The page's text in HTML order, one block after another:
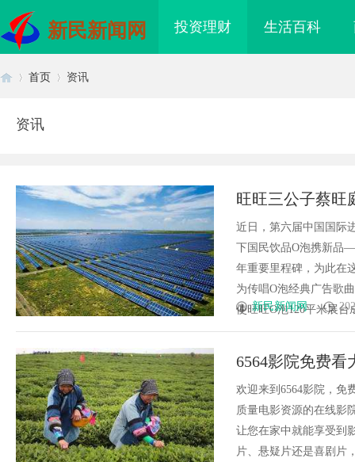
新民新闻网 投资理财 生活百科
首页 资讯
资讯
旺旺三公子蔡旺
近日，第六届中国国际
下国民饮品O泡携新品
年重要里程碑，为此在
为传唱O泡经典广告歌
使旺旺O泡120平米展
新民新闻网
6564影院免费看
欢迎来到6564影院，免
质量电影资源的在线影
让您在家中就能享受到
片、悬疑片还是喜剧片
云发布全球首个分布
方案
商标购买：即买即用，规避侵权